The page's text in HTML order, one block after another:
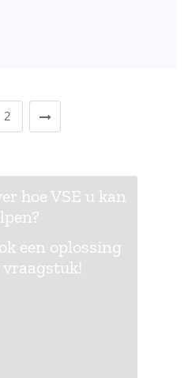
2
hoe VSE u kan
een oplossing